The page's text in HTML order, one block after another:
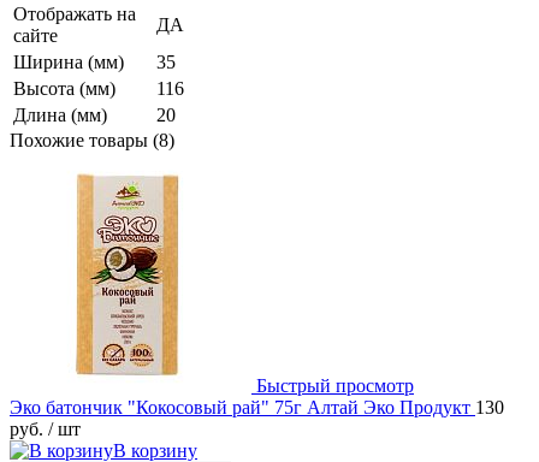
Отображать на
сайте
ДА
Ширина (мм)
35
Высота (мм)
116
Длина (мм)
20
Похожие товары (8)
Быстрый просмотр
Эко батончик "Кокосовый рай" 75г Алтай Эко Продукт 130
руб. / шт
В корзину